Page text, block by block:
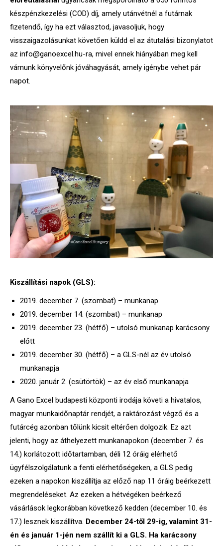
készpénzkezelési (COD) díj, amely utánvétnél a futárnak
fizetendő, így ha ezt választod, javasoljuk, hogy
visszaigazolásunkat követően küldd el az átutalási bizonylatot
az info@ganoexcel.hu-ra, mivel ennek hiányában meg kell
várnunk könyvelőnk jóváhagyását, amely igénybe vehet pár
napot.
Kiszállítási napok (GLS):
2019. december 7. (szombat) – munkanap
2019. december 14. (szombat) – munkanap
2019. december 23. (hétfő) – utolsó munkanap karácsony
előtt
2019. december 30. (hétfő) – a GLS-nél az év utolsó
munkanapja
2020. január 2. (csütörtök) – az év első munkanapja
A Gano Excel budapesti központi irodája követi a hivatalos,
magyar munkaidőnaptár rendjét, a raktározást végző és a
futárcég azonban tőlünk kicsit eltérően dolgozik. Ez azt
jelenti, hogy az áthelyezett munkanapokon (december 7. és
14.) korlátozott időtartamban, déli 12 óráig elérhető
ügyfélszolgálatunk a fenti elérhetőségeken, a GLS pedig
ezeken a napokon kiszállítja az előző nap 11 óráig beérkezett
megrendeléseket. Az ezeken a hétvégéken beérkező
vásárlások legkorábban következő kedden (december 10. és
17.) lesznek kiszállítva. December 24-től 29-ig, valamint 31-
én és január 1-jén nem szállít ki a GLS. Ha karácsony